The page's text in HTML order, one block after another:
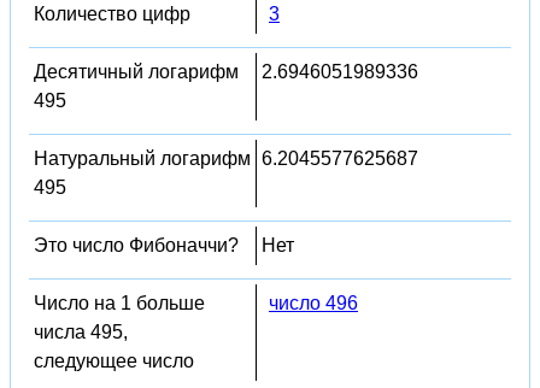
Количество цифр 3
Десятичный логарифм
495
2.6946051989336
Натуральный логарифм
495
6.2045577625687
Это число Фибоначчи? Нет
Число на 1 больше
числа 495,
следующее число
число 496